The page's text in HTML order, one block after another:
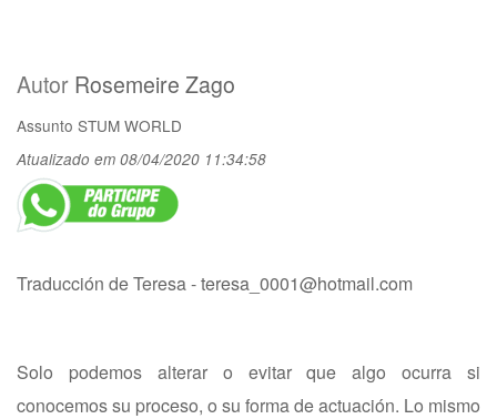
Autor Rosemeire Zago
Assunto STUM WORLD
Atualizado em 08/04/2020 11:34:58
Traducción de Teresa -teresa_0001@hotmail.com
Solo podemos alterar o evitar que algo ocurra si
conocemos su proceso, o su forma de actuación. Lo mismo